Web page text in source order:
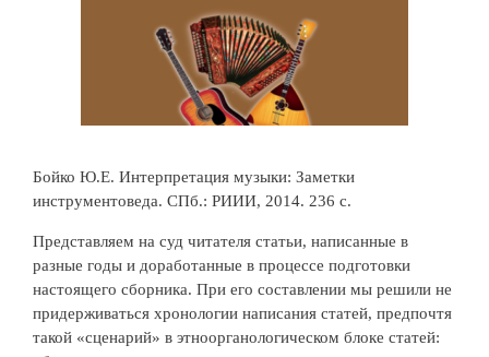
Бойко Ю.Е. Интерпретация музыки: Заметки
инструментоведа. СПб.: РИИИ, 2014. 236 c.
Представляем на суд читателя статьи, написанные в
разные годы и доработанные в процессе подготовки
настоящего сборника. При его составлении мы решили не
придерживаться хронологии написания статей, предпочтя
такой «сценарий» в этноорганологическом блоке статей: